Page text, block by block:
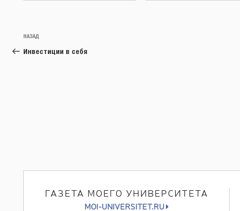
Навигация
по
Предыдущая
запись:
НАЗАД
Инвестиции в себя
ГАЗЕТА МОЕГО УНИВЕРСИТЕТА
MOI-UNIVERSITET.RU